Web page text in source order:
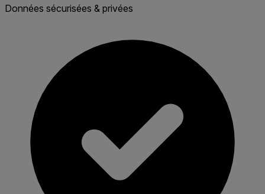
Données sécurisées & privées